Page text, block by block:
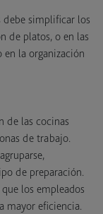
simplificar los
de platos, o en las
la organización
de las cocinas
de trabajo.
de preparación.
los empleados
mayor eficiencia.